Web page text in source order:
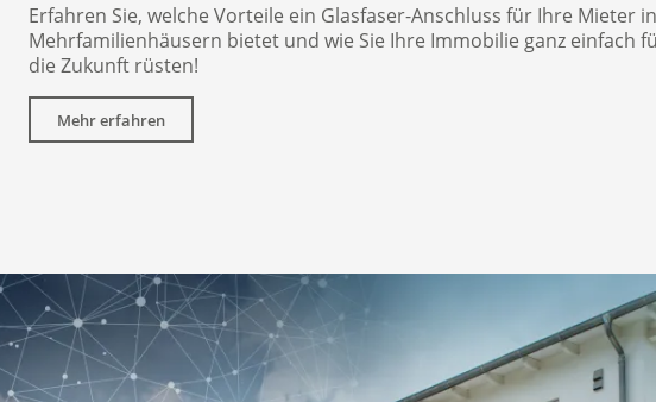
Erfahren Sie, welche Vorteile ein Glasfaser-Anschluss für Ihre Mieter in
Mehrfamilienhäusern bietet und wie Sie Ihre Immobilie ganz einfach
die Zukunft rüsten!
Mehr erfahren